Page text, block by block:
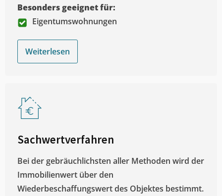
Besonders geeignet für:
Eigentumswohnungen
Weiterlesen
Sachwertverfahren
Bei der gebräuchlichsten aller Methoden wird der
Immobilienwert über den
Wiederbeschaffungswert des Objektes bestimmt.